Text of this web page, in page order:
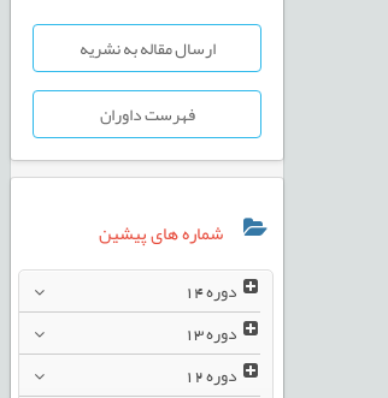
ارسال مقاله به نشریه
فهرست داوران
شماره های پیشین
دوره
دوره
دوره